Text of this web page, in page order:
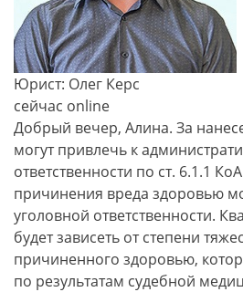
Юрист: Олег Керс
сейчас online
Добрый вечер, Алина. За
могут привлечь к
ответственности по ст. 6.1.1
причинения вреда здоровью
уголовной ответственности.
будет зависеть от степени
причиненного здоровью,
по результатам судебной